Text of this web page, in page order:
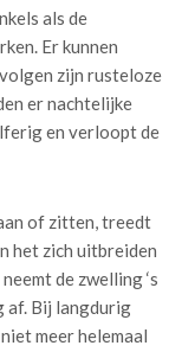
als de
Er kunnen
zijn rusteloze
er nachtelijke
en verloopt de
of zitten, treedt
het zich uitbreiden
de zwelling ‘s
af. Bij langdurig
meer helemaal